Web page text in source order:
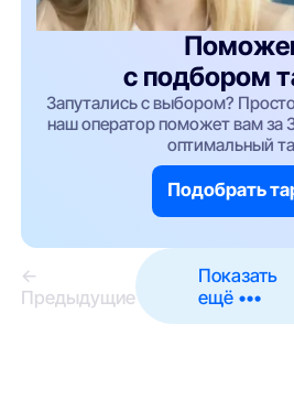
с подбором
Запутались с выбором?
наш оператор поможет вам за
оптимальный
Подобрать
←
Предыдущие
Показать
ещё •••